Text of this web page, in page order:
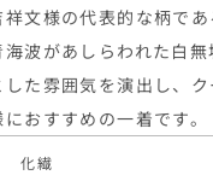
文様の代表的な柄で
波があしらわれた白
た雰囲気を演出し、
おすすめの一着です。
化繊